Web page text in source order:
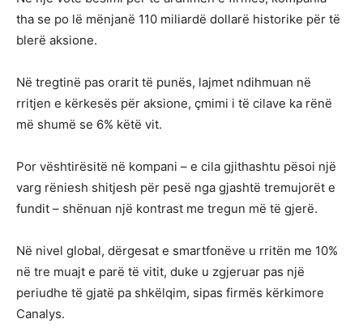
tha se po lë mënjanë 110 miliardë dollarë historike për të
blerë aksione.
Në tregtinë pas orarit të punës, lajmet ndihmuan në
rritjen e kërkesës për aksione, çmimi i të cilave ka rënë
më shumë se 6% këtë vit.
Por vështirësitë në kompani – e cila gjithashtu pësoi një
varg rëniesh shitjesh për pesë nga gjashtë tremujorët e
fundit – shënuan një kontrast me tregun më të gjerë.
Në nivel global, dërgesat e smartfonëve u rritën me 10%
në tre muajt e parë të vitit, duke u zgjeruar pas një
periudhe të gjatë pa shkëlqim, sipas firmës kërkimore
Canalys.